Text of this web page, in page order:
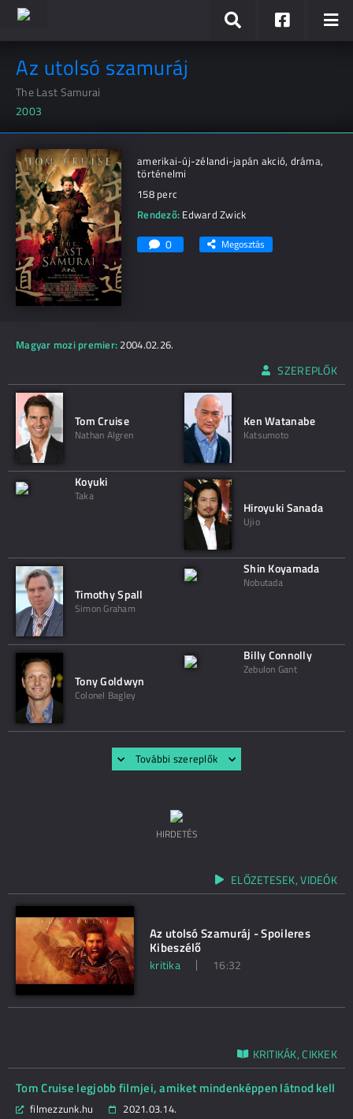
Az utolsó szamuráj
The Last Samurai
2003
amerikai-új-zélandi-japán akció, dráma,
történelmi
158 perc
Rendező: Edward Zwick
0 Megosztás
Magyar mozi premier: 2004.02.26.
SZEREPLŐK
Tom Cruise
Nathan Algren
Ken Watanabe
Katsumoto
Koyuki
Taka
Hiroyuki Sanada
Ujio
Timothy Spall
Simon Graham
Shin Koyamada
Nobutada
Tony Goldwyn
Colonel Bagley
Billy Connolly
Zebulon Gant
További szereplők
HIRDETÉS
ELŐZETESEK, VIDEÓK
Az utolsó Szamuráj - Spoileres
Kibeszélő
kritika 16:32
KRITIKÁK, CIKKEK
Tom Cruise legjobb filmjei, amiket mindenképpen látnod kell
filmezzunk.hu
2021.03.14.